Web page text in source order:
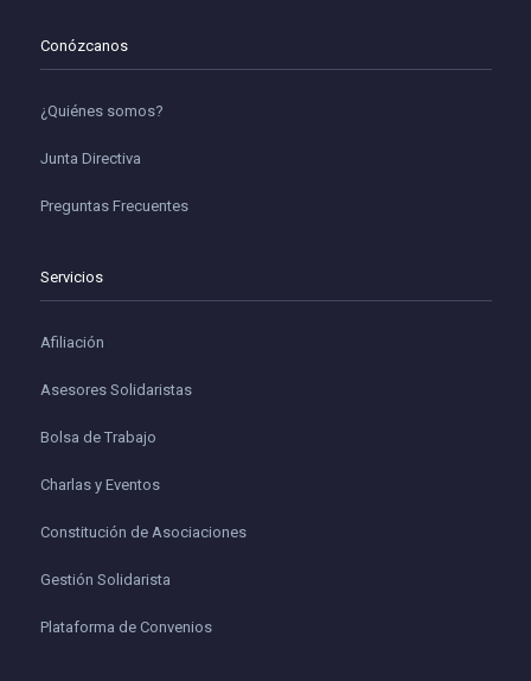
Conózcanos
¿Quiénes somos?
Junta Directiva
Preguntas Frecuentes
Servicios
Afiliación
Asesores Solidaristas
Bolsa de Trabajo
Charlas y Eventos
Constitución de Asociaciones
Gestión Solidarista
Plataforma de Convenios